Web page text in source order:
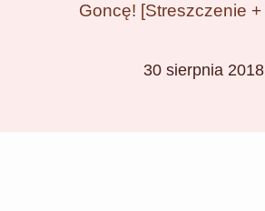
Goncę! [Streszczenie +
30 sierpnia 2018